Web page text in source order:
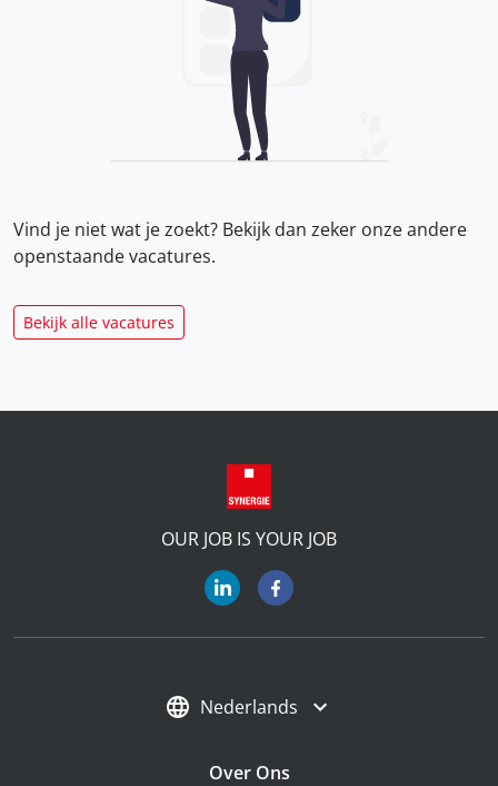
Vind je niet wat je zoekt? Bekijk dan zeker onzeandere
openstaande vacatures.
Bekijk alle vacatures
OUR JOB IS YOUR JOB
Nederlands
Over Ons